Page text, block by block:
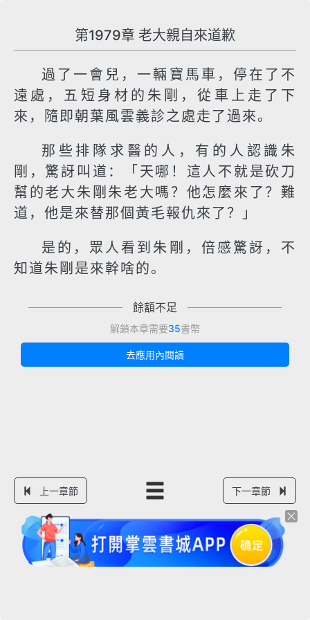
第1979章 老大親自來道歉
過了一會兒，一輛寶馬車，停在了不
遠處，五短身材的朱剛，從車上走了下
來，隨即朝葉風雲義診之處走了過來。
那些排隊求醫的人，有的人認識朱
剛，驚訝叫道：「天哪！這人不就是砍刀
幫的老大朱剛朱老大嗎？他怎麼來了？難
道，他是來替那個黃毛報仇來了？」
是的，眾人看到朱剛，倍感驚訝，不
知道朱剛是來幹啥的。
餘額不足
解鎖本章需要35書幣
去應用內閱讀
上一章節 下一章節